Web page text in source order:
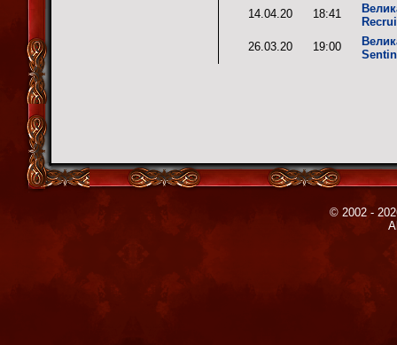
14.04.20
18:41
26.03.20
19:00
© 2002 -